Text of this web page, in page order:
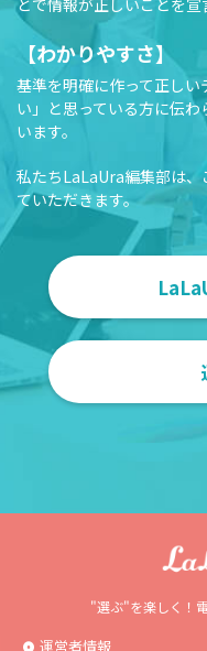
とで情報が正しいことを宣
【わかりやすさ】
基準を明確に作って正し
い」と思っている方に伝
います。
私たちLaLaUra編集部は
ていただきます。
"選ぶ"を楽しく！
運営者情報